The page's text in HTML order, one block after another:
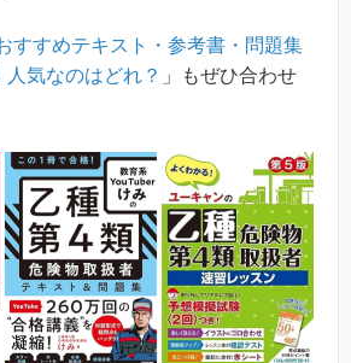
すすめテキスト・参考書・問題集
気なのはどれ？ 」もぜひ合わせ